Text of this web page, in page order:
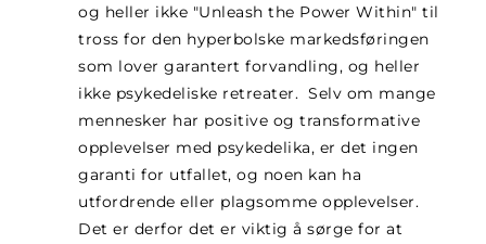
og heller ikke "Unleash the Power Within" til
tross for den hyperbolske markedsføringen
som lover garantert forvandling, og heller
ikke psykedeliske retreater. Selv om mange
mennesker har positive og transformative
opplevelser med psykedelika, er det ingen
garanti for utfallet, og noen kan ha
utfordrende eller plagsomme opplevelser.
Det er derfor det er viktig å sørge for at